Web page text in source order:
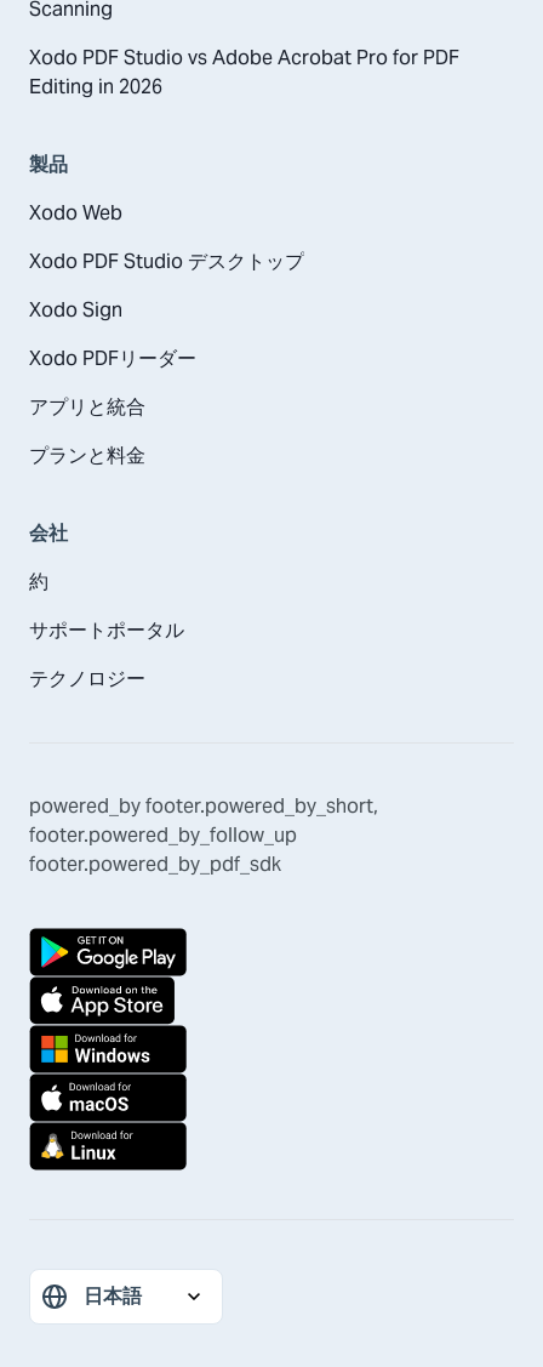
Scanning
Xodo PDF Studio vs Adobe Acrobat Pro for PDF
Editing in 2026
製品
Xodo Web
Xodo PDF Studio デスクトップ
Xodo Sign
Xodo PDFリーダー
アプリと統合
プランと料金
会社
約
サポートポータル
テクノロジー
powered_byfooter.powered_by_short,
footer.powered_by_follow_up
footer.powered_by_pdf_sdk